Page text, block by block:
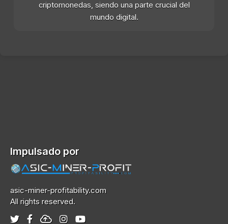
criptomonedas, siendo una parte crucial del
mundo digital.
Impulsado por
asic-miner-profitability.com
All rights reserved.